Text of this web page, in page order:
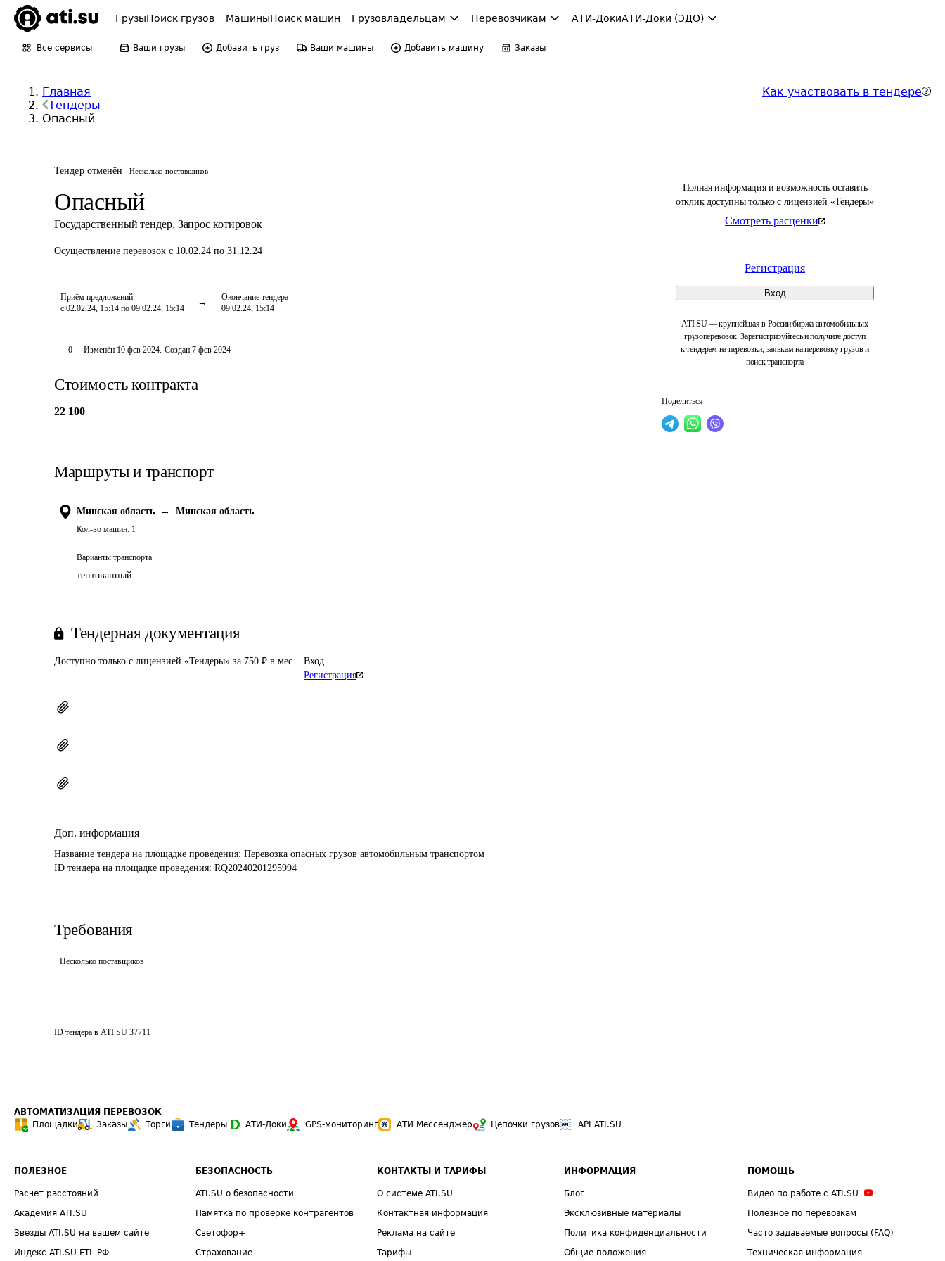
ГрузыПоиск грузов МашиныПоиск машин Грузовладельцам Перевозчикам АТИ-ДокиАТИ-Доки (ЭДО)
Все сервисы Ваши грузы Добавить груз Ваши машины Добавить машину Заказы
Главная
Тендеры
Опасный
Как участвовать в тендере
Тендер отменён Несколько поставщиков
Опасный
Государственный тендер, Запрос котировок
Осуществление перевозок с 10.02.24 по 31.12.24
Приём предложений
с 02.02.24, 15:14 по 09.02.24, 15:14
Окончание тендера
09.02.24, 15:14
Полная информация и возможность оставить
отклик доступны только с лицензией «Тендеры»
Смотреть расценки
Регистрация
Вход
ATI.SU — крупнейшая в России биржа автомобильных
грузоперевозок. Зарегистрируйтесь и получите доступ
к тендерам на перевозки, заявкам на перевозку грузов и
поиск транспорта
Поделиться
0 Изменён 10 фев 2024. Создан 7 фев 2024
Стоимость контракта
22 100
Маршруты и транспорт
Минская область → Минская область
Кол-во машин: 1
Варианты транспорта
тентованный
Тендерная документация
Доступно только с лицензией «Тендеры» за 750 ₽ в мес
Вход
Регистрация
Доп. информация
Название тендера на площадке проведения: Перевозка опасных грузов автомобильным транспортом
ID тендера на площадке проведения: RQ20240201295994
Требования
Несколько поставщиков
ID тендера в ATI.SU 37711
АВТОМАТИЗАЦИЯ ПЕРЕВОЗОК
Площадки
Заказы Торги Тендеры АТИ-Доки GPS-мониторинг АТИ Мессенджер Цепочки грузов API ATI.SU
ПОЛЕЗНОЕ
Расчет расстояний
Академия ATI.SU
Звезды ATI.SU на вашем сайте
Индекс ATI.SU FTL РФ
БЕЗОПАСНОСТЬ
ATI.SU о безопасности
Памятка по проверке контрагентов
Светофор+
Страхование
КОНТАКТЫ И ТАРИФЫ
О системе ATI.SU
Контактная информация
Реклама на сайте
Тарифы
ИНФОРМАЦИЯ
Блог
Эксклюзивные материалы
Политика конфиденциальности
Общие положения
ПОМОЩЬ
Видео по работе с ATI.SU
Полезное по перевозкам
Часто задаваемые вопросы (FAQ)
Техническая информация